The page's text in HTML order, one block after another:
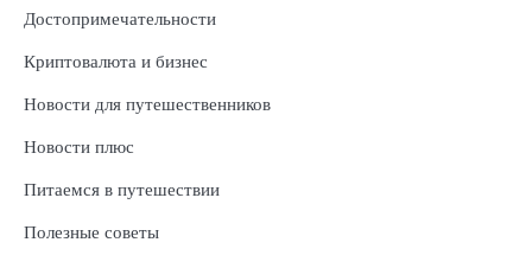
Достопримечательности
Криптовалюта и бизнес
Новости для путешественников
Новости плюс
Питаемся в путешествии
Полезные советы